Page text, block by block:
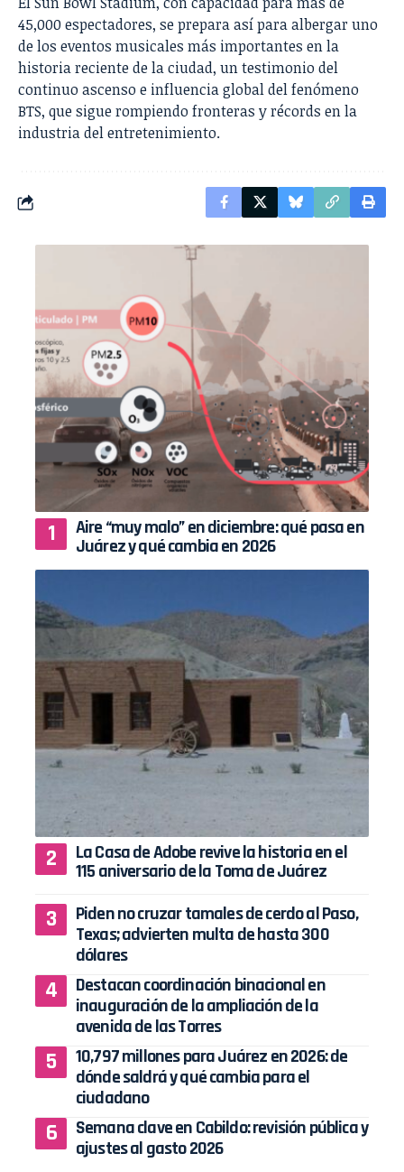
45,000 espectadores, se prepara así para albergar uno
de los eventos musicales más importantes en la
historia reciente de la ciudad, un testimonio del
continuo ascenso e influencia global del fenómeno
BTS, que sigue rompiendo fronteras y récords en la
industria del entretenimiento.
Aire “muy malo” en diciembre: qué pasa en
Juárez y qué cambia en 2026
La Casa de Adobe revive la historia en el
115 aniversario de la Toma de Juárez
Piden no cruzar tamales de cerdo al Paso,
Texas; advierten multa de hasta 300
dólares
Destacan coordinación binacional en
inauguración de la ampliación de la
avenida de las Torres
10,797 millones para Juárez en 2026: de
dónde saldrá y qué cambia para el
ciudadano
Semana clave en Cabildo: revisión pública y
ajustes al gasto 2026